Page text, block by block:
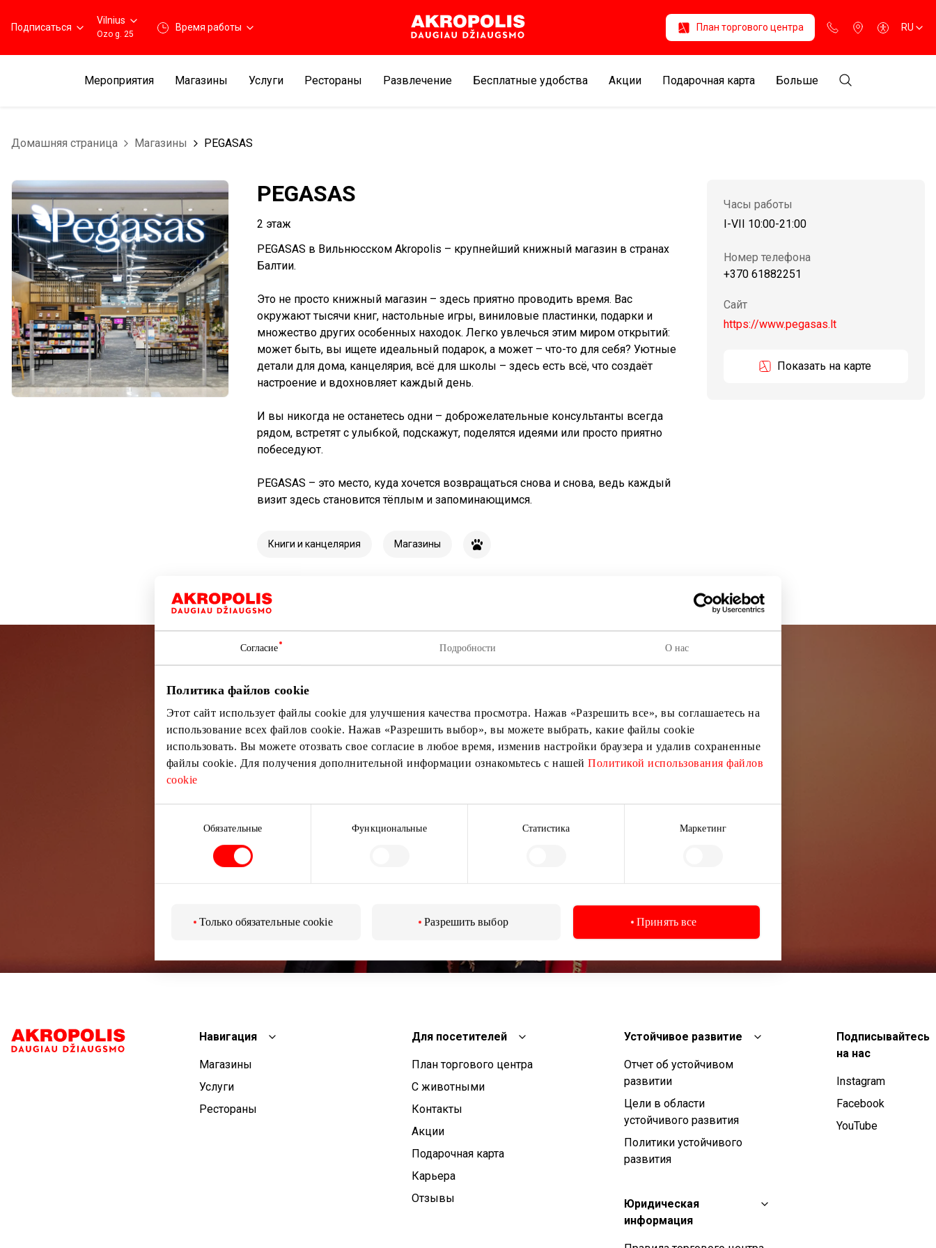
Согласие Подробности О нас
Политика файлов cookie
Этот сайт использует файлы cookie для улучшения качества просмотра. Нажав «Разрешить все», вы соглашаетесь на
использование всех файлов cookie. Нажав «Разрешить выбор», вы можете выбрать, какие файлы cookie
использовать. Вы можете отозвать свое согласие в любое время, изменив настройки браузера и удалив сохраненные
файлы cookie. Для получения дополнительной информации ознакомьтесь с нашейПолитикой использования файлов
cookie
Обязательные Функциональные Статистика Маркетинг
Только обязательные cookie Разрешить выбор Принять все
Подписаться
Vilnius
Ozo g. 25
Время работы План торгового центра RU
Мероприятия Магазины Услуги Рестораны Развлечение Бесплатные удобства Aкции Подарочная карта Больше
Домашняя страница Магазины PEGASAS
PEGASAS
2 этаж
PEGASAS в Вильнюсском Akropolis – крупнейший книжный магазин в странах
Балтии.
Это не просто книжный магазин – здесь приятно проводить время. Вас
окружают тысячи книг, настольные игры, виниловые пластинки, подарки и
множество других особенных находок. Легко увлечься этим миром открытий:
может быть, вы ищете идеальный подарок, а может – что-то для себя? Уютные
детали для дома, канцелярия, всё для школы – здесь есть всё, что создаёт
настроение и вдохновляет каждый день.
И вы никогда не останетесь одни – доброжелательные консультанты всегда
рядом, встретят с улыбкой, подскажут, поделятся идеями или просто приятно
побеседуют.
PEGASAS – это место, куда хочется возвращаться снова и снова, ведь каждый
визит здесь становится тёплым и запоминающимся.
Книги и канцелярия Магазины
Часы работы
I-VII 10:00-21:00
Номер телефона
+370 61882251
Сайт
https://www.pegasas.lt
Показать на карте
Подписывайтесь на рассылку новостей
Узнайте первыми о лучших предложениях, мероприятиях и самой свежей информации
от торгового центра AKROPOLIS.
Навигация
Магазины
Услуги
Рестораны
Для посетителей
План торгового центра
С животными
Контакты
Aкции
Подарочная карта
Карьера
Отзывы
Устойчивое развитие
Отчет об устойчивом
развитии
Цели в области
устойчивого развития
Политики устойчивого
развития
Юридическая
информация
Подписывайтесь
на нас
Instagram
Facebook
YouTube